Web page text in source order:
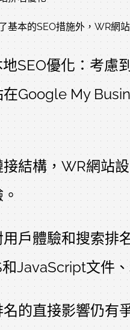
基本的SEO措施外，WR網
地SEO優化：考慮
Google My
結構，WR網站
戶體驗和搜索
JavaScript文件
的直接影響仍有